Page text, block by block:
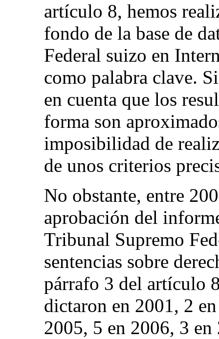
artículo 8, hemos
fondo de la base de
Federal suizo en
como palabra clave.
en cuenta que los
forma son
imposibilidad de
de unos criterios
No obstante, entre
aprobación del
Tribunal Supremo
sentencias sobre
párrafo 3 del artículo
dictaron en 2001, 2
2005, 5 en 2006, 3